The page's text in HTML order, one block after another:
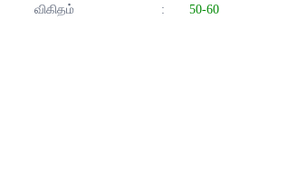
விகிதம்
: 50-60